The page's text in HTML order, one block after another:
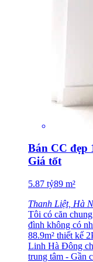
Bán CC đẹp
Giá tốt
5.87 tỷ89 m²
Thanh Liệt, Hà
Tôi có căn
đình không có
88.9m² thiết kế
Linh Hà Đông
trung tâm - Gần